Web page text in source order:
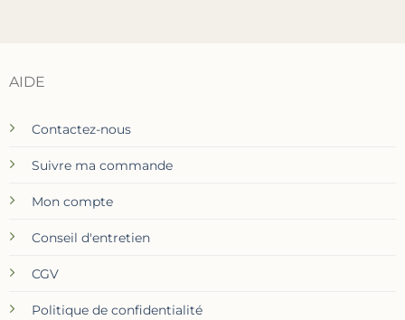
AIDE
Contactez-nous
Suivre ma commande
Mon compte
Conseil d'entretien
CGV
Politique de confidentialité